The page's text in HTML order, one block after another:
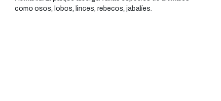
como osos, lobos, linces, rebecos, jabalíes.